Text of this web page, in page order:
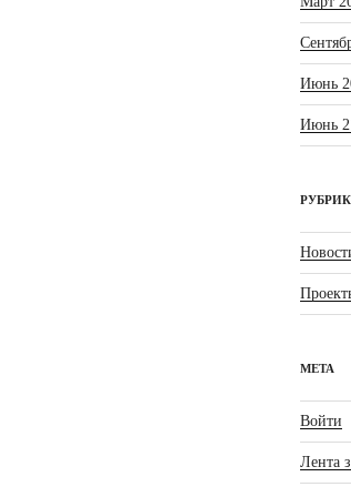
Июнь
Июнь
МЕТА
Войти
Лента